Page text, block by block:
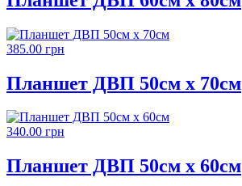
385.00 грн
Планшет ДВП 50см х 70см
340.00 грн
Планшет ДВП 50см х 60см